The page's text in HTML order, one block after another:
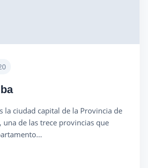
la ciudad capital de la Provincia de
una de las trece provincias que